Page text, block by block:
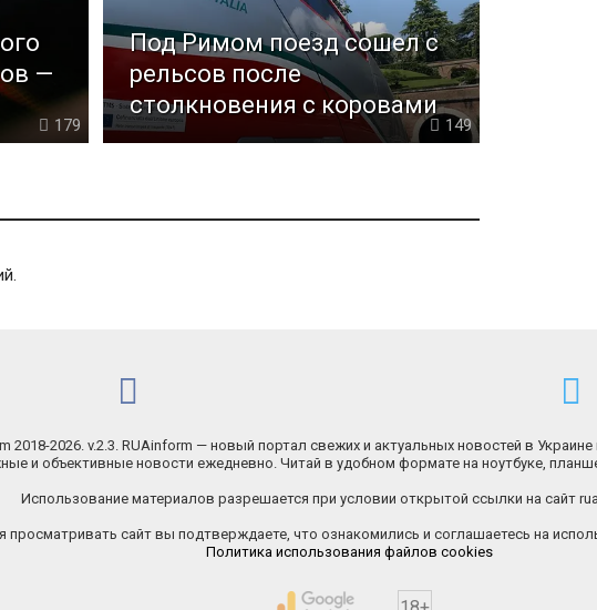
—
179
Под Римом поезд сошел с
рельсов после
столкновения с коровами
149
2018-2026. v.2.3. RUAinform — новый портал свежих и актуальных новостей в Украине
и объективные новости ежедневно. Читай в удобном формате на ноутбуке,
Использование материалов разрешается при условии открытой ссылки на сайт
сайт вы подтверждаете, что ознакомились и соглашаетесь на
Политика использования файлов cookies